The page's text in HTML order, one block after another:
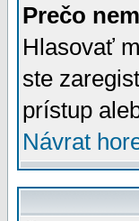
Prečo
Hlasovať
ste
prístup
Návrat